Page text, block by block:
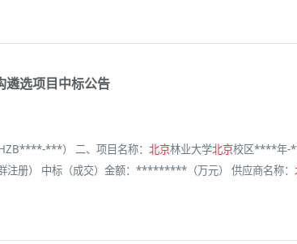
遴选项目中标公告
***） 二、项目名称： 北京林业大学北京校区****年-
册） 中标（成交）金额：*********（万元） 供应商名称：